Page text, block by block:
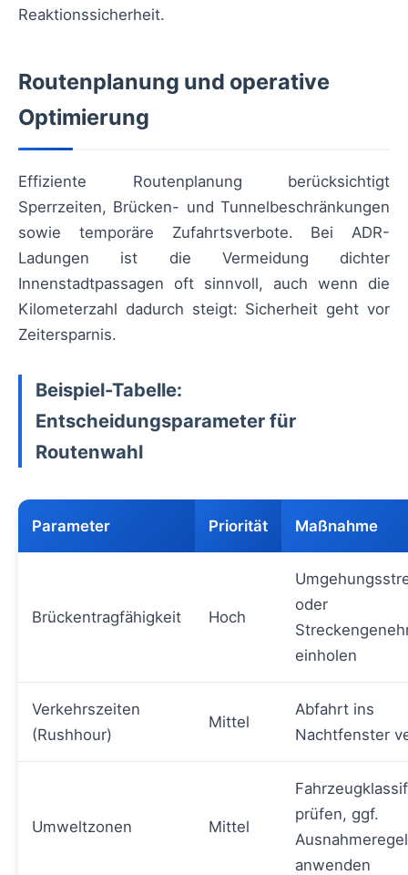
Reaktionssicherheit.
Routenplanung und operative
Optimierung
Effiziente Routenplanung berücksichtigt
Sperrzeiten, Brücken- und Tunnelbeschränkungen
sowie temporäre Zufahrtsverbote. Bei ADR-
Ladungen ist die Vermeidung dichter
Innenstadtpassagen oft sinnvoll, auch wenn die
Kilometerzahl dadurch steigt: Sicherheit geht vor
Zeitersparnis.
Beispiel-Tabelle:
Entscheidungsparameter für
Routenwahl
Parameter Priorität Maßnahme
Brückentragfähigkeit Hoch
oder
einholen
Verkehrszeiten
(Rushhour)
Mittel
Abfahrt ins
Nachtfenster
Umweltzonen Mittel
prüfen, ggf.
anwenden